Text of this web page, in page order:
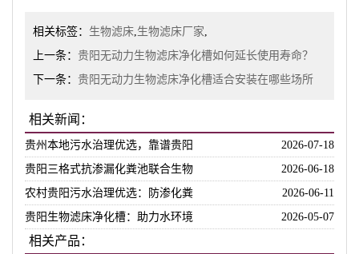
相关标签： 生物滤床 生物滤床厂家
上一条： 贵阳无动力生物滤床净化槽如何延长使用寿命？
下一条： 贵阳无动力生物滤床净化槽适合安装在哪些场所
相关新闻：
贵州本地污水治理优选，靠谱贵阳
2026-07-18
贵阳三格式抗渗漏化粪池联合生物
2026-06-18
农村贵阳污水治理优选：防渗化粪
2026-06-11
贵阳生物滤床净化槽：助力水环境
2026-05-07
相关产品：